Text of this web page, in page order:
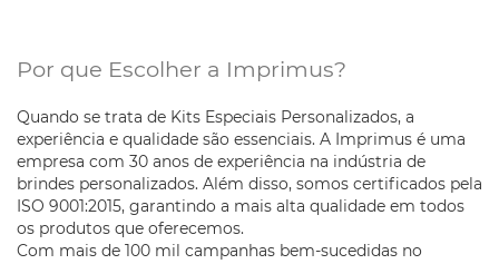
Por que Escolher a Imprimus?
Quando se trata de Kits Especiais Personalizados, a
experiência e qualidade são essenciais. A Imprimus é uma
empresa com 30 anos de experiência na indústria de
brindes personalizados. Além disso, somos certificados pela
ISO 9001:2015, garantindo a mais alta qualidade em todos
os produtos que oferecemos.
Com mais de 100 mil campanhas bem-sucedidas no